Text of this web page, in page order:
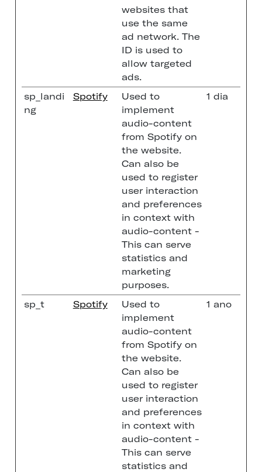
websites that
use the same
ad network. The
ID is used to
allow targeted
ads.
sp_landi
ng
Spotify
Used to
implement
audio-content
from Spotify on
the website.
Can also be
used to register
user interaction
and preferences
in context with
audio-content -
This can serve
statistics and
marketing
purposes.
1 dia
sp_t Spotify
Used to
implement
audio-content
from Spotify on
the website.
Can also be
used to register
user interaction
and preferences
in context with
audio-content -
This can serve
statistics and
1 ano